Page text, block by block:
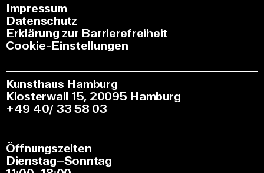
Impressum
Datenschutz
Erklärung zur Barrierefreiheit
Cookie-Einstellungen
Kunsthaus Hamburg
Klosterwall 15, 20095 Hamburg
+49 40/ 33 58 03
Öffnungszeiten
Dienstag–Sonntag